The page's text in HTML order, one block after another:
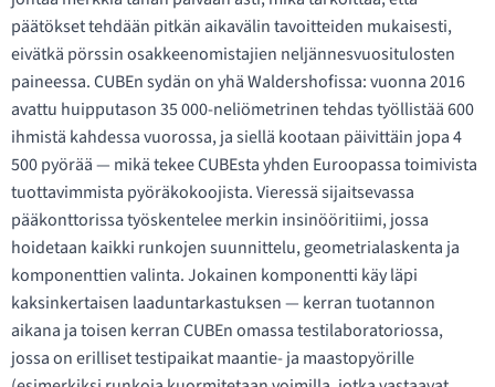
päätökset tehdään pitkän aikavälin tavoitteiden mukaisesti,
eivätkä pörssin osakkeenomistajien neljännesvuositulosten
paineessa. CUBEn sydän on yhä Waldershofissa: vuonna 2016
avattu huipputason 35 000-neliömetrinen tehdas työllistää 600
ihmistä kahdessa vuorossa, ja siellä kootaan päivittäin jopa 4
500 pyörää — mikä tekee CUBEsta yhden Euroopassa toimivista
tuottavimmista pyöräkokoojista. Vieressä sijaitsevassa
pääkonttorissa työskentelee merkin insinööritiimi, jossa
hoidetaan kaikki runkojen suunnittelu, geometrialaskenta ja
komponenttien valinta. Jokainen komponentti käy läpi
kaksinkertaisen laaduntarkastuksen — kerran tuotannon
aikana ja toisen kerran CUBEn omassa testilaboratoriossa,
jossa on erilliset testipaikat maantie- ja maastopyörille